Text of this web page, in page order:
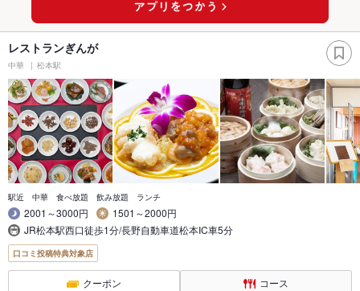
レストランぎんが
中華 松本駅
駅近 中華 食べ放題 飲み放題 ランチ
2001～3000円
1501～2000円
JR松本駅西口徒歩1分/長野自動車道松本IC車5分
口コミ投稿特典対象店
クーポン コース